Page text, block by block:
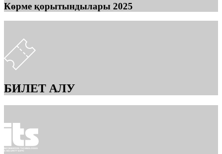
Көрме қорытындылары 2025
БИЛЕТ АЛУ